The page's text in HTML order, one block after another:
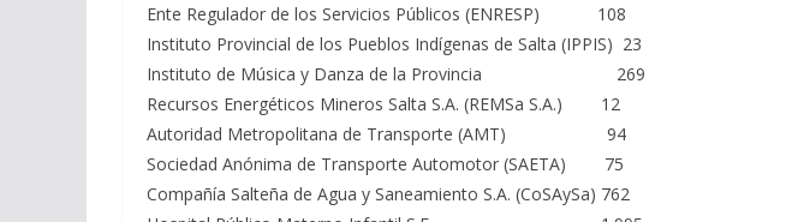
Ente Regulador de los Servicios Públicos (ENRESP) 108
Instituto Provincial de los Pueblos Indígenas de Salta (IPPIS) 23
Instituto de Música y Danza de la Provincia 269
Recursos Energéticos Mineros Salta S.A. (REMSa S.A.) 12
Autoridad Metropolitana de Transporte (AMT) 94
Sociedad Anónima de Transporte Automotor (SAETA) 75
Compañía Salteña de Agua y Saneamiento S.A. (CoSAySa) 762